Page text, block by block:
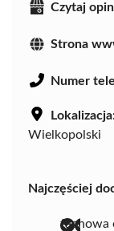
Czytaj
Strona
Numer
Wielkopolski
Najczęściej
fachowa